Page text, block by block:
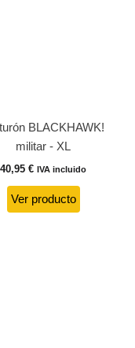
BLACKHAWK!
militar - XL
40,95 € IVA incluido
Ver producto